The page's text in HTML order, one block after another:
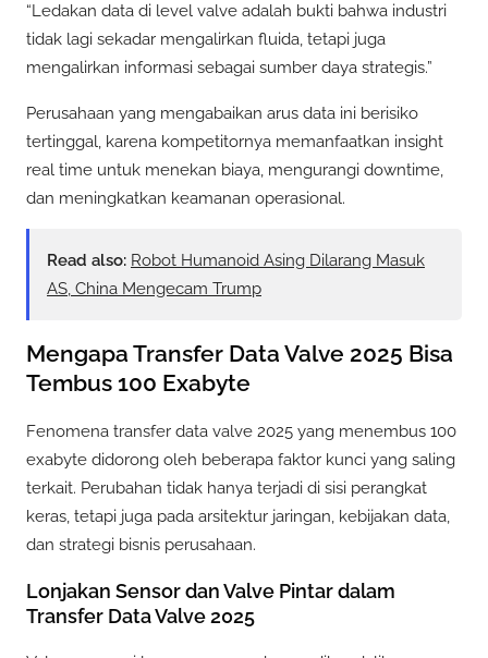
“Ledakan data di level valve adalah bukti bahwa industri
tidak lagi sekadar mengalirkan fluida, tetapi juga
mengalirkan informasi sebagai sumber daya strategis.”
Perusahaan yang mengabaikan arus data ini berisiko
tertinggal, karena kompetitornya memanfaatkan insight
real time untuk menekan biaya, mengurangi downtime,
dan meningkatkan keamanan operasional.
Read also: Robot Humanoid Asing Dilarang Masuk
AS, China Mengecam Trump
Mengapa Transfer Data Valve 2025 Bisa
Tembus 100 Exabyte
Fenomena transfer data valve 2025 yang menembus 100
exabyte didorong oleh beberapa faktor kunci yang saling
terkait. Perubahan tidak hanya terjadi di sisi perangkat
keras, tetapi juga pada arsitektur jaringan, kebijakan data,
dan strategi bisnis perusahaan.
Lonjakan Sensor dan Valve Pintar dalam
Transfer Data Valve 2025